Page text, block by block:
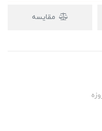
مقایسه